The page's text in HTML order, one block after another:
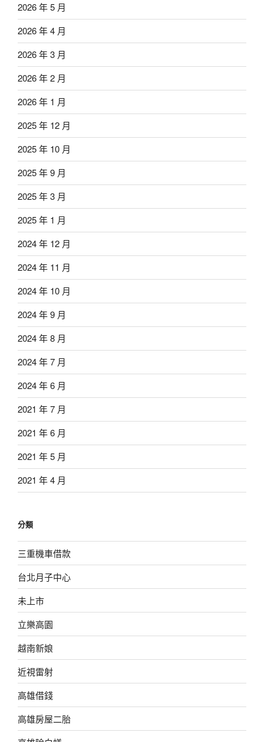
2026 年 5 月
2026 年 4 月
2026 年 3 月
2026 年 2 月
2026 年 1 月
2025 年 12 月
2025 年 10 月
2025 年 9 月
2025 年 3 月
2025 年 1 月
2024 年 12 月
2024 年 11 月
2024 年 10 月
2024 年 9 月
2024 年 8 月
2024 年 7 月
2024 年 6 月
2021 年 7 月
2021 年 6 月
2021 年 5 月
2021 年 4 月
分類
三重機車借款
台北月子中心
未上市
立樂高園
越南新娘
近視雷射
高雄借錢
高雄房屋二胎